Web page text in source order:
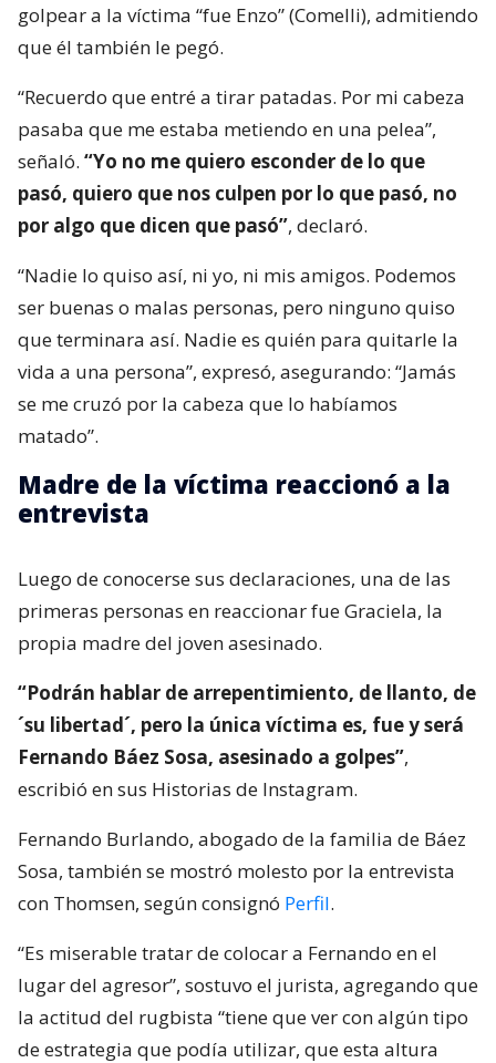
golpear a la víctima “fue Enzo” (Comelli), admitiendo
que él también le pegó.
“Recuerdo que entré a tirar patadas. Por mi cabeza
pasaba que me estaba metiendo en una pelea”,
señaló. “Yo no me quiero esconder de lo que
pasó, quiero que nos culpen por lo que pasó, no
por algo que dicen que pasó”, declaró.
“Nadie lo quiso así, ni yo, ni mis amigos. Podemos
ser buenas o malas personas, pero ninguno quiso
que terminara así. Nadie es quién para quitarle la
vida a una persona”, expresó, asegurando: “Jamás
se me cruzó por la cabeza que lo habíamos
matado”.
Madre de la víctima reaccionó a la
entrevista
Luego de conocerse sus declaraciones, una de las
primeras personas en reaccionar fue Graciela, la
propia madre del joven asesinado.
“Podrán hablar de arrepentimiento, de llanto, de
´su libertad´, pero la única víctima es, fue y será
Fernando Báez Sosa, asesinado a golpes”,
escribió en sus Historias de Instagram.
Fernando Burlando, abogado de la familia de Báez
Sosa, también se mostró molesto por la entrevista
con Thomsen, según consignó Perfil.
“Es miserable tratar de colocar a Fernando en el
lugar del agresor”, sostuvo el jurista, agregando que
la actitud del rugbista “tiene que ver con algún tipo
de estrategia que podía utilizar, que esta altura